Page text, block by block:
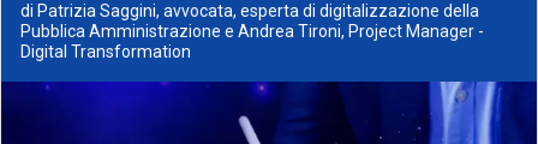
di Patrizia Saggini, avvocata, esperta di digitalizzazione della
Pubblica Amministrazione e Andrea Tironi, Project Manager -
Digital Transformation